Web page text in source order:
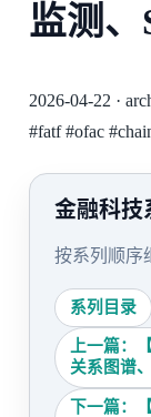
监测
2026-04-22 ·
#fatf #ofac
金融科技
按系列顺序
系列目录
上一篇：
关系图谱
下一篇：